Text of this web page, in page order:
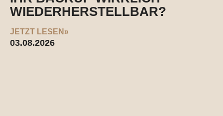
WIEDERHERSTELLBAR?
JETZT LESEN»
03.08.2026